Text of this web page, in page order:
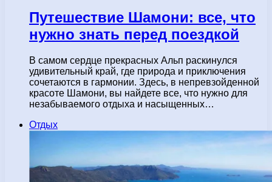
Путешествие Шамони: все, что
нужно знать перед поездкой
В самом сердце прекрасных Альп раскинулся
удивительный край, где природа и приключения
сочетаются в гармонии. Здесь, в непревзойденной
красоте Шамони, вы найдете все, что нужно для
незабываемого отдыха и насыщенных…
Отдых